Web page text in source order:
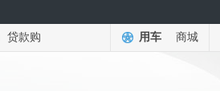
贷款购 用车 商城